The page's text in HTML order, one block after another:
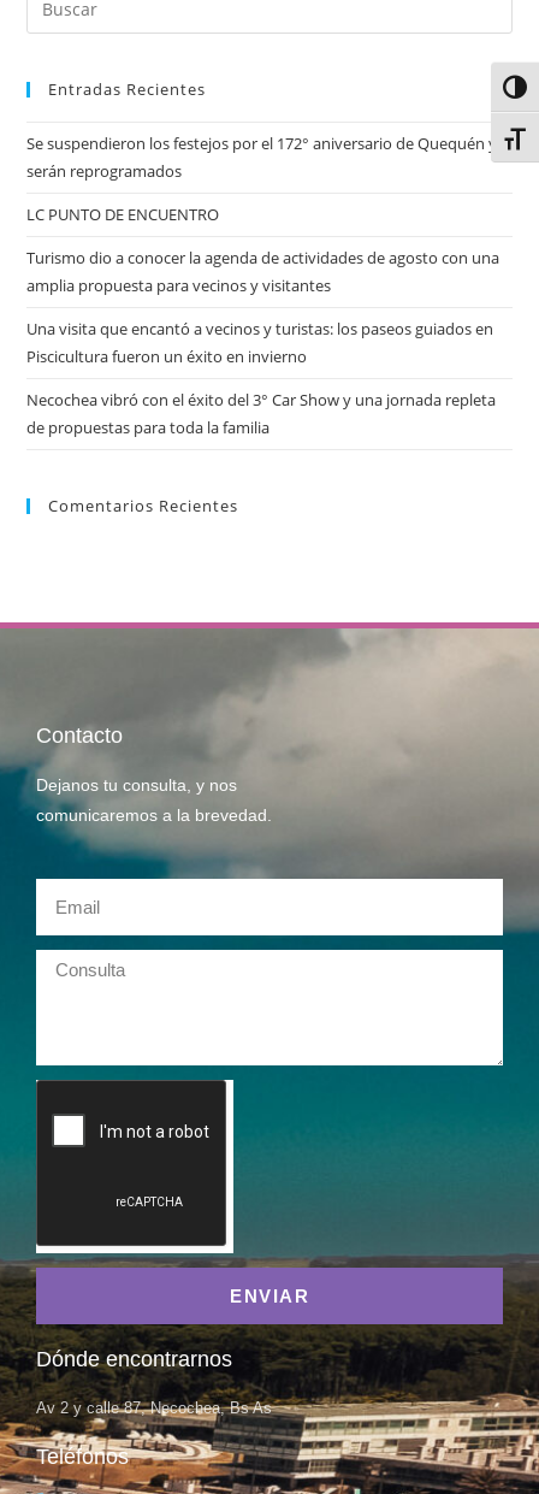
Entradas Recientes
Se suspendieron los festejos por el 172° aniversario de Quequén y
serán reprogramados
LC PUNTO DE ENCUENTRO
Turismo dio a conocer la agenda de actividades de agosto con una
amplia propuesta para vecinos y visitantes
Una visita que encantó a vecinos y turistas: los paseos guiados en
Piscicultura fueron un éxito en invierno
Necochea vibró con el éxito del 3° Car Show y una jornada repleta
de propuestas para toda la familia
Comentarios Recientes
Contacto
Dejanos tu consulta, y nos
comunicaremos a la brevedad.
ENVIAR
Dónde encontrarnos
Av 2 y calle 87, Necochea, Bs As
Teléfonos